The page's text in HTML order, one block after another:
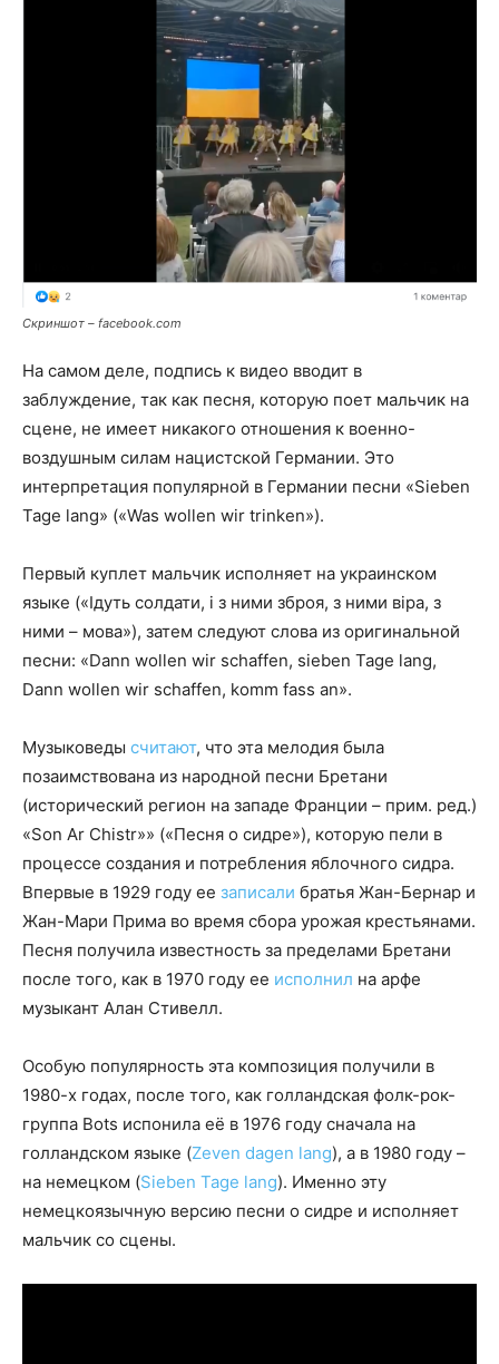
Скриншот – facebook.com
На самом деле, подпись к видео вводит в
заблуждение, так как песня, которую поет мальчик на
сцене, не имеет никакого отношения к военно-
воздушным силам нацистской Германии. Это
интерпретация популярной в Германии песни «Sieben
Tage lang» («Was wollen wir trinken»).
Первый куплет мальчик исполняет на украинском
языке («Ідуть солдати, і з ними зброя, з ними віра, з
ними – мова»), затем следуют слова из оригинальной
песни: «Dann wollen wir schaffen, sieben Tage lang,
Dann wollen wir schaffen, komm fass an».
Музыковеды считают, что эта мелодия была
позаимствована из народной песни Бретани
(исторический регион на западе Франции – прим. ред.)
«Son Ar Chistr»» («Песня о сидре»), которую пели в
процессе создания и потребления яблочного сидра.
Впервые в 1929 году ее записали братья Жан-Бернар и
Жан-Мари Прима во время сбора урожая крестьянами.
Песня получила известность за пределами Бретани
после того, как в 1970 году ее исполнил на арфе
музыкант Алан Стивелл.
Особую популярность эта композиция получили в
1980-х годах, после того, как голландская фолк-рок-
группа Bots испонила её в 1976 году сначала на
голландском языке (Zeven dagen lang), а в 1980 году –
на немецком (Sieben Tage lang). Именно эту
немецкоязычную версию песни о сидре и исполняет
мальчик со сцены.